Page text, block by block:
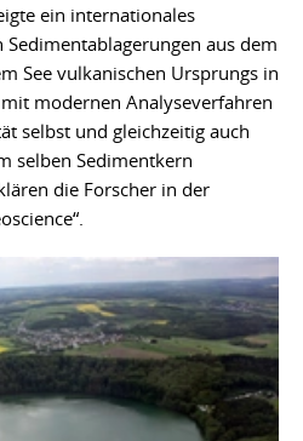
ein internationales
aus dem
See vulkanischen Ursprungs in
modernen Analyseverfahren
selbst und gleichzeitig auch
selben Sedimentkern
die Forscher in der